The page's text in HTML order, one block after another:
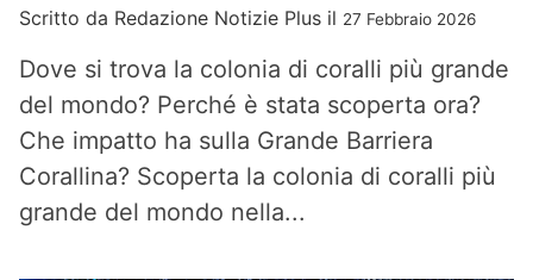
Scritto da Redazione Notizie Plus il 27 Febbraio 2026
Dove si trova la colonia di coralli più grande
del mondo? Perché è stata scoperta ora?
Che impatto ha sulla Grande Barriera
Corallina? Scoperta la colonia di coralli più
grande del mondo nella...